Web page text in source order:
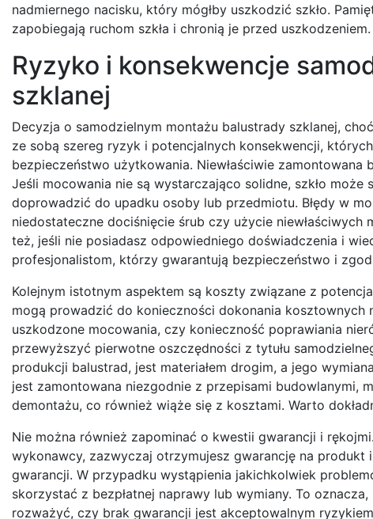
nadmiernego nacisku, który mógłby uszkodzić szkło.
zapobiegają ruchom szkła i chronią je przed uszkodzeniem.
Ryzyko i konsekwencje
szklanej
Decyzja o samodzielnym montażu balustrady szklanej,
ze sobą szereg ryzyk i potencjalnych konsekwencji,
bezpieczeństwo użytkowania. Niewłaściwie
Jeśli mocowania nie są wystarczająco solidne, szkło
doprowadzić do upadku osoby lub przedmiotu. Błędy w
niedostateczne dociśnięcie śrub czy użycie
też, jeśli nie posiadasz odpowiedniego doświadczenia i
profesjonalistom, którzy gwarantują bezpieczeństwo i
Kolejnym istotnym aspektem są koszty związane z
mogą prowadzić do konieczności dokonania kosztownych
uszkodzone mocowania, czy konieczność poprawiania
przewyższyć pierwotne oszczędności z tytułu
produkcji balustrad, jest materiałem drogim, a jego
jest zamontowana niezgodnie z przepisami
demontażu, co również wiąże się z kosztami. Warto
Nie można również zapominać o kwestii gwarancji i
wykonawcy, zazwyczaj otrzymujesz gwarancję na produkt
gwarancji. W przypadku wystąpienia jakichkolwiek
skorzystać z bezpłatnej naprawy lub wymiany. To
rozważyć, czy brak gwarancji jest akceptowalnym